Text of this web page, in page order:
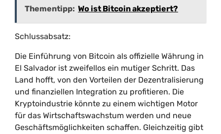
Thementipp: Wo ist Bitcoin akzeptiert?
Schlussabsatz:
Die Einführung von Bitcoin als offizielle Währung in
El Salvador ist zweifellos ein mutiger Schritt. Das
Land hofft, von den Vorteilen der Dezentralisierung
und finanziellen Integration zu profitieren. Die
Kryptoindustrie könnte zu einem wichtigen Motor
für das Wirtschaftswachstum werden und neue
Geschäftsmöglichkeiten schaffen. Gleichzeitig gibt